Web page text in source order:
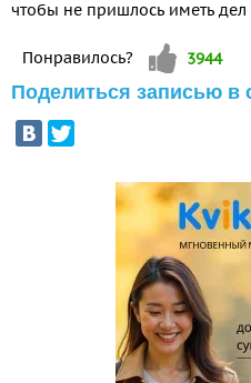
чтобы не пришлось иметь дел
Понравилось? Vote up!
3944
Поделиться записью в